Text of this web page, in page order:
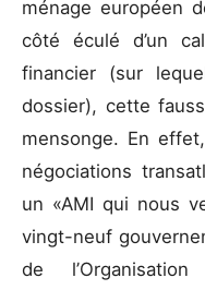
ménage européen
côté éculé d’un
financier (sur
dossier), cette
mensonge. En
négociations
un «AMI qui nous
vingt-neuf
de